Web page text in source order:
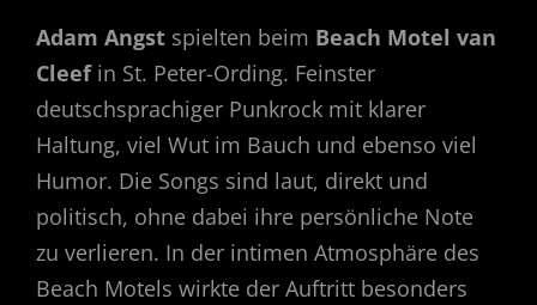
Adam Angst spielten beim Beach Motel van
Cleef in St. Peter-Ording. Feinster
deutschsprachiger Punkrock mit klarer
Haltung, viel Wut im Bauch und ebenso viel
Humor. Die Songs sind laut, direkt und
politisch, ohne dabei ihre persönliche Note
zu verlieren. In der intimen Atmosphäre des
Beach Motels wirkte der Auftritt besonders